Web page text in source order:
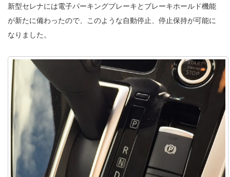
新型セレナには電子パーキングブレーキとブレーキホールド機能
が新たに備わったので、このような自動停止、停止保持が可能に
なりました。